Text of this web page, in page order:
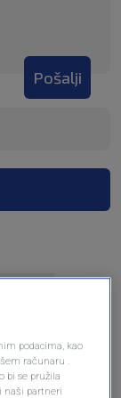
Pošalji
podacima, kao
računaru .
bi se pružila
naši partneri